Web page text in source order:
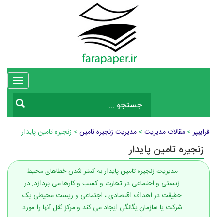
Toggle
فراپیپر>مقالات مدیریت> مدیریت زنجیره تامین> زنجیره تامین پایدار
زنجیره تامین پایدار
مدیریت زنجیره تامین پایدار به کمتر شدن خطاهای محیط
زیستی و اجتماعی در تجارت و کسب و کارها می پردازد. در
حقیقت در اهداف اقتصادی ، اجتماعی و زیست محیطی یک
شرکت یا سازمان یگانگی ایجاد می کند و مرکز ثقل آنها را مورد